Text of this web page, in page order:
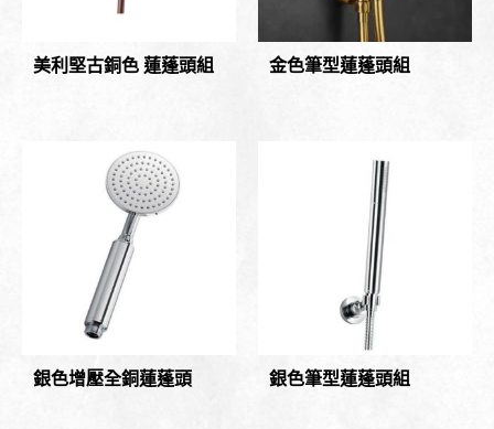
美利堅古銅色 蓮蓬頭組 金色筆型蓮蓬頭組
銀色增壓全銅蓮蓬頭 銀色筆型蓮蓬頭組